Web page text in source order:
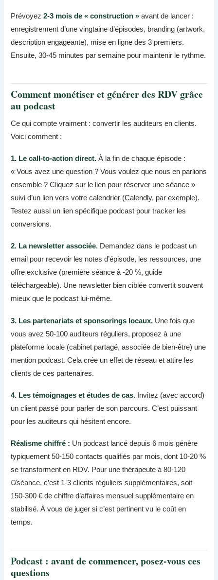
Prévoyez2-3 mois de « construction » avant de lancer :
enregistrement d’une vingtaine d’épisodes, branding (artwork,
description engageante), mise en ligne des 3 premiers.
Ensuite, 30-45 minutes par semaine pour maintenir le rythme.
Comment monétiser et générer des RDV grâce
au podcast
Ce qui compte vraiment : convertir les auditeurs en clients.
Voici comment :
1. Le call-to-action direct. À la fin de chaque épisode :
« Vous avez une question ? Vous voulez que nous en parlions
ensemble ? Cliquez sur le lien pour réserver une séance »
suivi d’un lien vers votre calendrier (Calendly, par exemple).
Testez aussi un lien spécifique podcast pour tracker les
conversions.
2. La newsletter associée. Demandez dans le podcast un
email pour recevoir les notes d’épisode, les ressources, une
offre exclusive (première séance à -20 %, guide
téléchargeable). Une newsletter bien ciblée convertit souvent
mieux que le podcast lui-même.
3. Les partenariats et sponsorings locaux. Une fois que
vous avez 50-100 auditeurs réguliers, proposez à une
plateforme locale (cabinet partagé, associée de bien-être) une
mention podcast. Cela crée un effet de réseau et attire les
clients de ces partenaires.
4. Les témoignages et études de cas. Invitez (avec accord)
un client passé pour parler de son parcours. C’est puissant
pour les auditeurs qui hésitent encore.
Réalisme chiffré : Un podcast lancé depuis 6 mois génère
typiquement 50-150 contacts qualifiés par mois, dont 10-20 %
se transforment en RDV. Pour une thérapeute à 80-120
€/séance, c’est 1-3 clients réguliers supplémentaires, soit
150-300 € de chiffre d’affaires mensuel supplémentaire en
stabilisé. À vous de juger si c’est pertinent vu le coût en
temps.
Podcast : avant de commencer, posez-vous ces
questions